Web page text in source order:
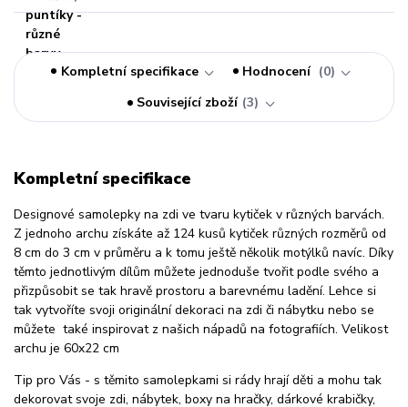
Kompletní specifikace Hodnocení
0
Související zboží 3
Kompletní specifikace
Designové samolepky na zdi ve tvaru kytiček v různých barvách.
Z jednoho archu získáte až 124 kusů kytiček různých rozměrů od
8 cm do 3 cm v průměru a k tomu ještě několik motýlků navíc. Díky
těmto jednotlivým dílům můžete jednoduše tvořit podle svého a
přizpůsobit se tak hravě prostoru a barevnému ladění. Lehce si
tak vytvoříte svoji originální dekoraci na zdi či nábytku nebo se
můžete také inspirovat z našich nápadů na fotografiích. Velikost
archu je 60x22 cm
Tip pro Vás - s těmito samolepkami si rády hrají děti a mohu tak
dekorovat svoje zdi, nábytek, boxy na hračky, dárkové krabičky,